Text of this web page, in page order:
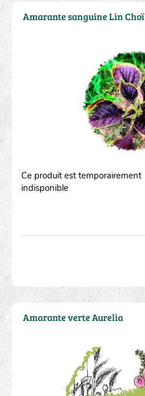
Ce produit est temporairement
indisponible
Amarante sanguine Lin Choï
Amarante verte Aurelia